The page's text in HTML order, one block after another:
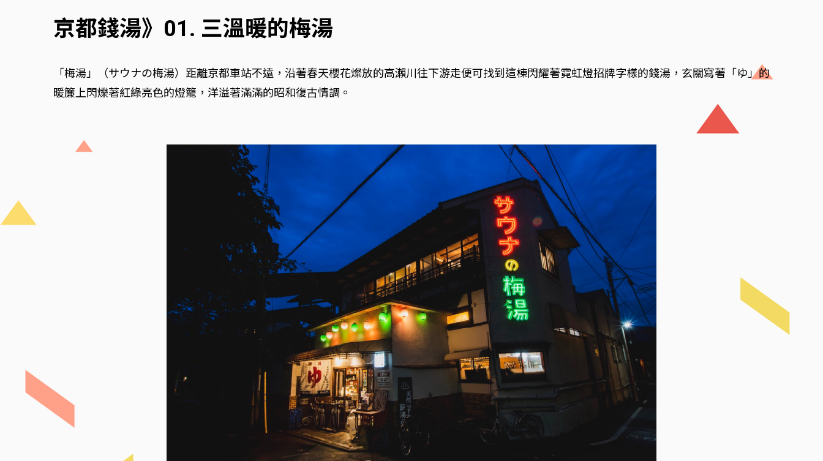
京都錢湯》01. 三溫暖的梅湯
「梅湯」（サウナの梅湯）距離京都車站不遠，沿著春天櫻花燦放的高瀨川往下游走便可找到這棟閃耀著霓虹燈招牌字樣的錢湯，玄關寫著「ゆ」的
暖簾上閃爍著紅綠亮色的燈籠，洋溢著滿滿的昭和復古情調。